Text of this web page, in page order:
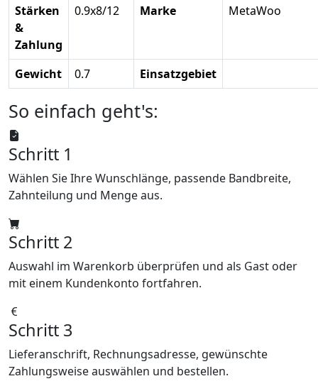
Stärken
&
Zahlung
0.9x8/12 Marke MetaWoo
Gewicht 0.7 Einsatzgebiet
So einfach geht's:
Schritt 1
Wählen Sie Ihre Wunschlänge, passende Bandbreite,
Zahnteilung und Menge aus.
Schritt 2
Auswahl im Warenkorb überprüfen und als Gast oder
mit einem Kundenkonto fortfahren.
Schritt 3
Lieferanschrift, Rechnungsadresse, gewünschte
Zahlungsweise auswählen und bestellen.